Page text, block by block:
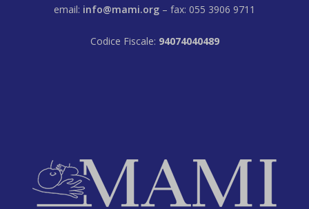
email: info@mami.org – fax: 055 3906 9711
Codice Fiscale: 94074040489